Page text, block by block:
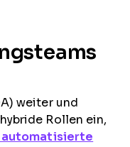
weiter und
Rollen ein,
automatisierte